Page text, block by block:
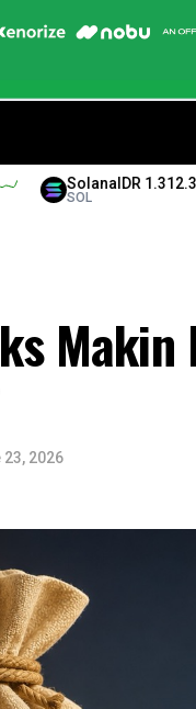
SolanaIDR 1.312.372,00
Makin
23, 2026